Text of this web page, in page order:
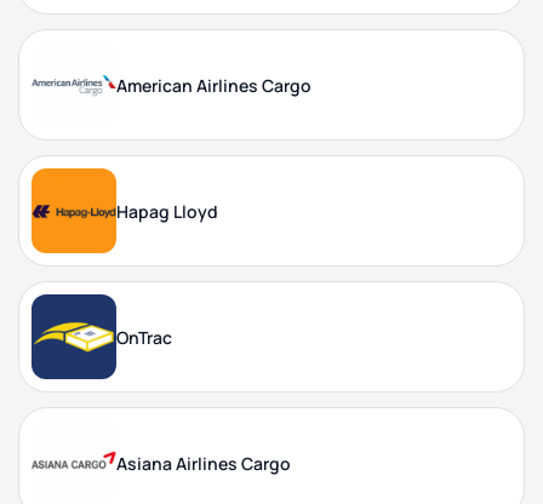
American Airlines Cargo
Hapag Lloyd
OnTrac
Asiana Airlines Cargo